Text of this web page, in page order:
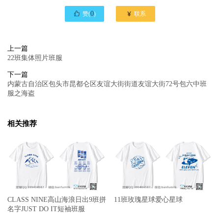
 赞(0)  联系
上一篇
22班集体照片班服
下一篇
内蒙古自治区包头市昆都仑区友谊大街街道友谊大街72号包六中班
服之海盗
相关推荐
CLASS NINE高山海浪日出9班拼
名字JUST DO IT短袖班服
11班玫瑰星球爱心星球